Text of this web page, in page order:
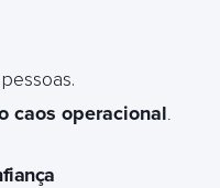
caos operacional.